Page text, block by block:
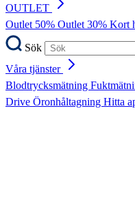
OUTLET
Outlet 50% Outlet 30% Kort
Sök
Våra tjänster
Blodtrycksmätning
Drive Öronhåltagning Hitta